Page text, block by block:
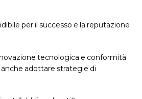
per il successo e la reputazione
tecnologica e conformità
adottare strategie di